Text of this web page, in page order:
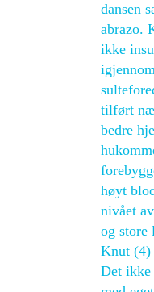
dansen
abrazo.
ikke
tilført
bedre
høyt
nivået
og
Knut
Det ikke